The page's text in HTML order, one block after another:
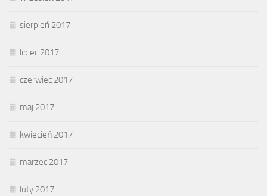
sierpień 2017
lipiec 2017
czerwiec 2017
maj 2017
kwiecień 2017
marzec 2017
luty 2017